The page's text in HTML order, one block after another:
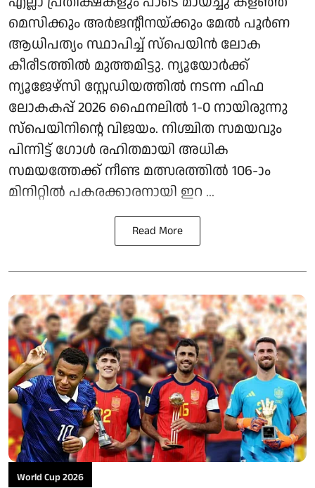
മെസിക്കും അര്‍ജന്റീനയ്ക്കും മേല്‍ പൂര്‍ണ
ആധിപത്യം സ്ഥാപിച്ച് സ്‌പെയിന്‍ ലോക
കീരീടത്തില്‍ മുത്തമിട്ടു. ന്യൂയോര്‍ക്ക്
ന്യൂജേഴ്സി സ്റ്റേഡിയത്തില്‍ നടന്ന ഫിഫ
ലോകകപ്പ് 2026 ഫൈനലില്‍ 1-0 നായിരുന്നു
സ്‌പെയിനിന്റെ വിജയം. നിശ്ചിത സമയവും
പിന്നിട്ട് ഗോള്‍ രഹിതമായി അധിക
സമയത്തേക്ക് നീണ്ട മത്സരത്തില്‍ 106-ാം
മിനിറ്റില്‍ പകരക്കാരനായി ഇറ ...
Read More
World Cup 2026